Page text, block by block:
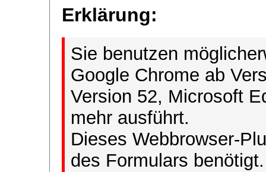
Erklärung:
Sie benutzen
Google Chrome ab
Version 52, Microsoft
mehr ausführt.
Dieses Webbrowser-
des Formulars benötigt.